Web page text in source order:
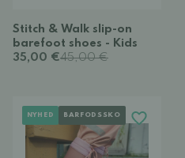
Stitch & Walk slip-on
barefoot shoes - Kids
35,00 €45,00 €
NYHED BARFODSSKO